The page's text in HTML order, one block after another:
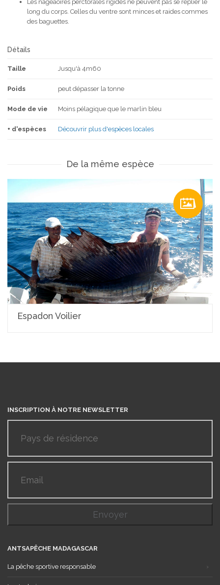
Les nageaoires perctorales rigides ne peuvent pas se replier le
long du corps. Celles du ventre sont minces et raides commes
des baguettes.
Détails
Taille Jusqu'à 4m60
Poids peut dépasser la tonne
Mode de vie Moins pélagique que le marlin bleu
+ d'espèces Découvrir plus d'espèces locales
De la même espèce
Espadon Voilier
INSCRIPTION À NOTRE NEWSLETTER
ANTSAPÊCHE MADAGASCAR
La pêche sportive responsable